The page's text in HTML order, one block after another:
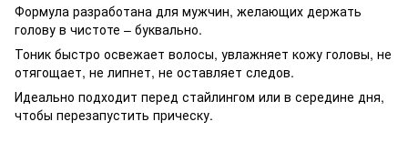
Формула разработана для мужчин, желающих держать
голову в чистоте – буквально.
Тоник быстро освежает волосы, увлажняет кожу головы, не
отягощает, не липнет, не оставляет следов.
Идеально подходит перед стайлингом или в середине дня,
чтобы перезапустить прическу.